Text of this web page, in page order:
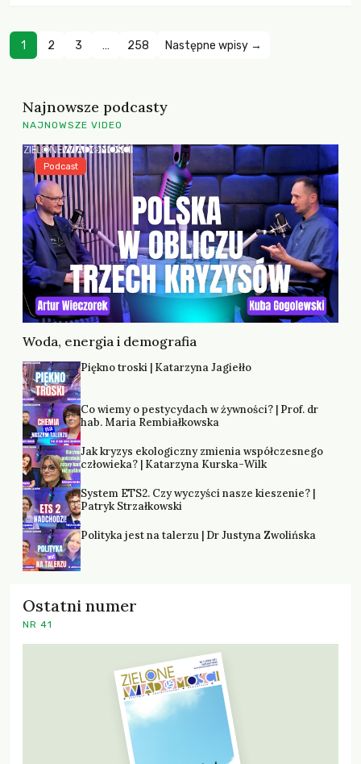
1 2 3 … 258 Następne wpisy →
Najnowsze podcasty
NAJNOWSZE VIDEO
Woda, energia i demografia
Podcast
Piękno troski | Katarzyna Jagiełło
Co wiemy o pestycydach w żywności? | Prof. dr
hab. Maria Rembiałkowska
Jak kryzys ekologiczny zmienia współczesnego
człowieka? | Katarzyna Kurska-Wilk
System ETS2. Czy wyczyści nasze kieszenie? |
Patryk Strzałkowski
Polityka jest na talerzu | Dr Justyna Zwolińska
Ostatni numer
NR 41